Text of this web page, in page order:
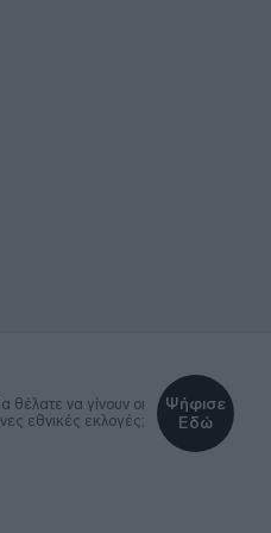
θέλατε να γίνουν οι
εθνικές εκλογές;
Ψήφισε
Εδώ